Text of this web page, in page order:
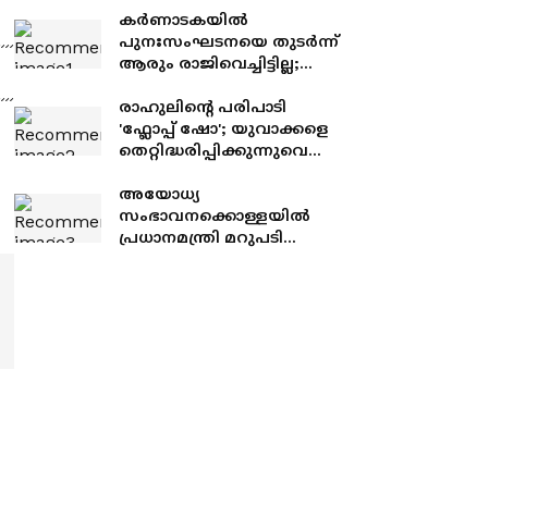
കര്‍ണാടകയിൽ
പുനഃസംഘടനയെ തുടര്‍ന്ന്
ആരും രാജിവെച്ചിട്ടില്ല;
മുതിർന്നവരെയും
പരിഗണിക്കുമെന്ന്
കെപിസിസി
രാഹുലിന്റെ പരിപാടി
'ഫ്ലോപ്പ് ഷോ'; യുവാക്കളെ
തെറ്റിദ്ധരിപ്പിക്കുന്നുവെന്ന്
അൻസാരി
അയോധ്യ
സംഭാവനക്കൊള്ളയിൽ
പ്രധാനമന്ത്രി മറുപടി